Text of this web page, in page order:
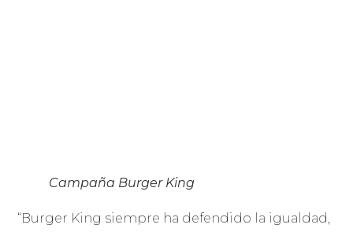
Campaña Burger King
“Burger King siempre ha defendido la igualdad,